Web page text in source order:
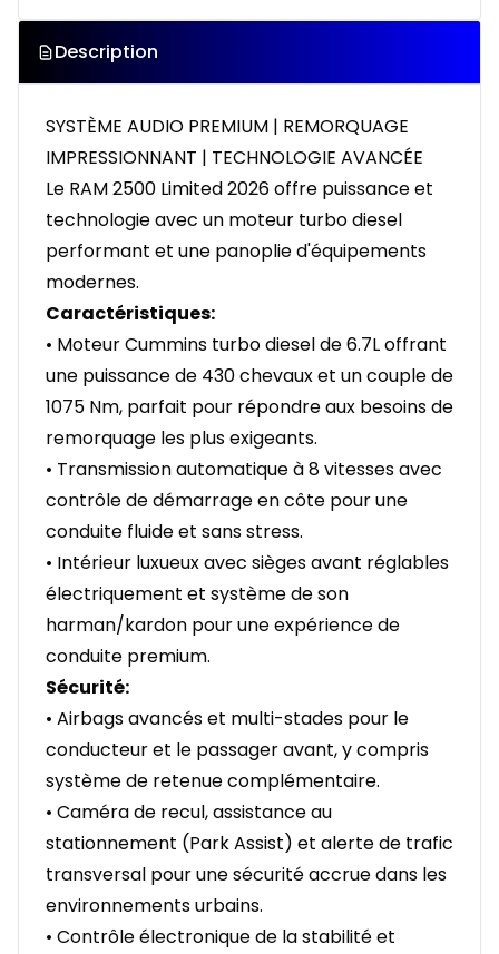
Description
SYSTÈME AUDIO PREMIUM | REMORQUAGE
IMPRESSIONNANT | TECHNOLOGIE AVANCÉE
Le RAM 2500 Limited 2026 offre puissance et
technologie avec un moteur turbo diesel
performant et une panoplie d'équipements
modernes.
Caractéristiques:
• Moteur Cummins turbo diesel de 6.7L offrant
une puissance de 430 chevaux et un couple de
1075 Nm, parfait pour répondre aux besoins de
remorquage les plus exigeants.
• Transmission automatique à 8 vitesses avec
contrôle de démarrage en côte pour une
conduite fluide et sans stress.
• Intérieur luxueux avec sièges avant réglables
électriquement et système de son
harman/kardon pour une expérience de
conduite premium.
Sécurité:
• Airbags avancés et multi-stades pour le
conducteur et le passager avant, y compris
système de retenue complémentaire.
• Caméra de recul, assistance au
stationnement (Park Assist) et alerte de trafic
transversal pour une sécurité accrue dans les
environnements urbains.
• Contrôle électronique de la stabilité et